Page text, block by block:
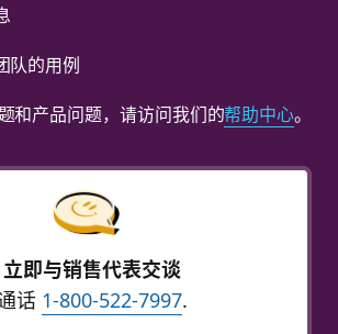
队的用例
和产品问题，请访问我们的帮助中心。
立即与销售代表交谈
话 1-800-522-7997.